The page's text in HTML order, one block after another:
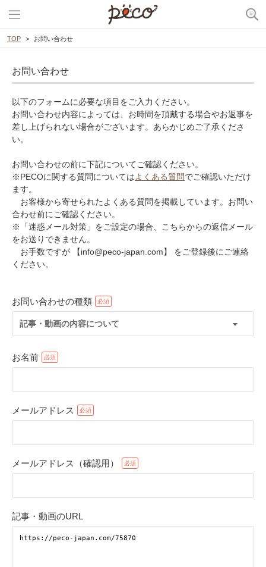
TOP お問い合わせ
お問い合わせ
以下のフォームに必要な項目をご入力ください。
お問い合わせ内容によっては、お時間を頂戴する場合やお返事を
差し上げられない場合がございます。あらかじめご了承くださ
い。
お問い合わせの前に下記についてご確認ください。
※PECOに関する質問についてはよくある質問でご確認いただけ
ます。
お客様から寄せられたよくある質問を掲載しています。お問い
合わせ前にご確認ください。
※「迷惑メール対策」をご設定の場合、こちらからの返信メール
をお送りできません。
お手数ですが 【info@peco-japan.com】 をご登録後にご連絡
ください。
お問い合わせの種類
記事・動画の内容について
お名前
メールアドレス
メールアドレス（確認用）
記事・動画のURL
アプリで開く